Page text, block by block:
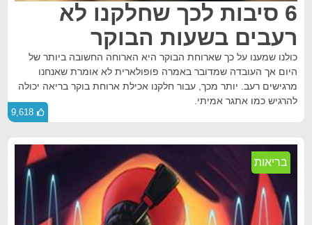
6 סיבות לכך שחלקנו לא
רעבים בשעות הבוקר
כולנו שמענו על כך שארוחת הבוקר היא הארוחה החשובה ביותר של
היום אך העובדה שמדובר באמרה פופולארית לא אומרת שאנחנו
מרגישים רעב. יותר מכך, עבור חלקנו אכילת ארוחת בוקר בריאה יכולה
להרגיש כמו אתגר אמיתי.
9,618
בריאות